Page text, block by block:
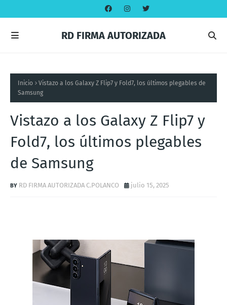
RD FIRMA AUTORIZADA
Inicio
Vistazo a los Galaxy Z Flip7 y Fold7, los últimos plegables de
Samsung
Vistazo a los Galaxy Z Flip7 y
Fold7, los últimos plegables
de Samsung
RD FIRMA AUTORIZADA C.POLANCO julio 15, 2025